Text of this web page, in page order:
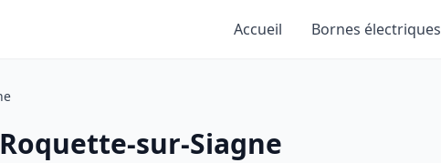
Accueil Bornes électriques
sur-Siagne